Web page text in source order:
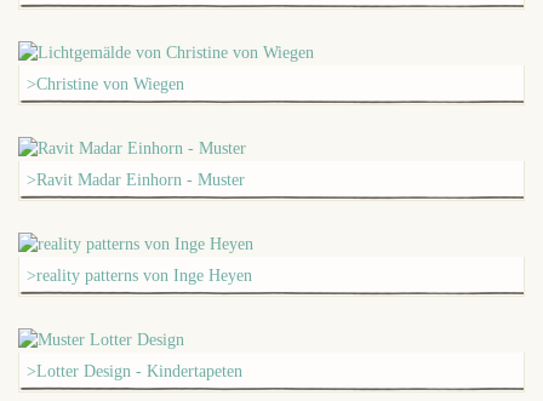
>Christine von Wiegen
>Ravit Madar Einhorn - Muster
>reality patterns von Inge Heyen
>Lotter Design - Kindertapeten